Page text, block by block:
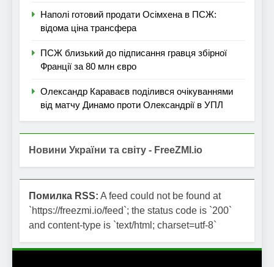
Наполі готовий продати Осімхена в ПСЖ:
відома ціна трансфера
ПСЖ близький до підписання гравця збірної
Франції за 80 млн євро
Олександр Караваєв поділився очікуваннями
від матчу Динамо проти Олександрії в УПЛ
Новини України та світу - FreeZMI.io
Помилка RSS: A feed could not be found at
`https://freezmi.io/feed`; the status code is `200`
and content-type is `text/html; charset=utf-8`